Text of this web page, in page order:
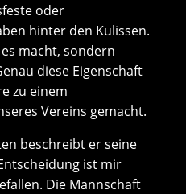
oder
hinter den Kulissen.
macht, sondern
diese Eigenschaft
zu einem
Vereins gemacht.
beschreibt er seine
ist mir
Die Mannschaft